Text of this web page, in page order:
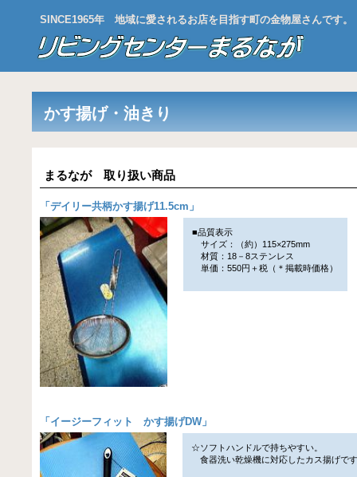
SINCE1965年 地域に愛されるお店を目指す町の金物屋さんです。
かす揚げ・油きり
まるなが 取り扱い商品
「 デイリー共柄かす揚げ11.5cm 」
■品質表示
サイズ：（約）115×275mm
材質：18－8ステンレス
単価：550円＋税（＊掲載時価格）
「 イージーフィット かす揚げDW」
☆ソフトハンドルで持ちやすい。
食器洗い乾燥機に対応したカス揚げで